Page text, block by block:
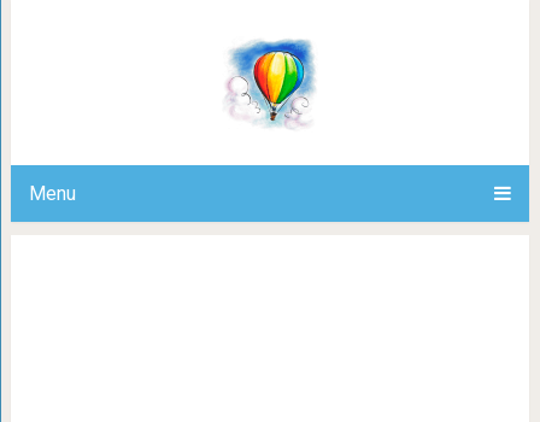
Menu
16 сравнений, с помощью
щенки превратились